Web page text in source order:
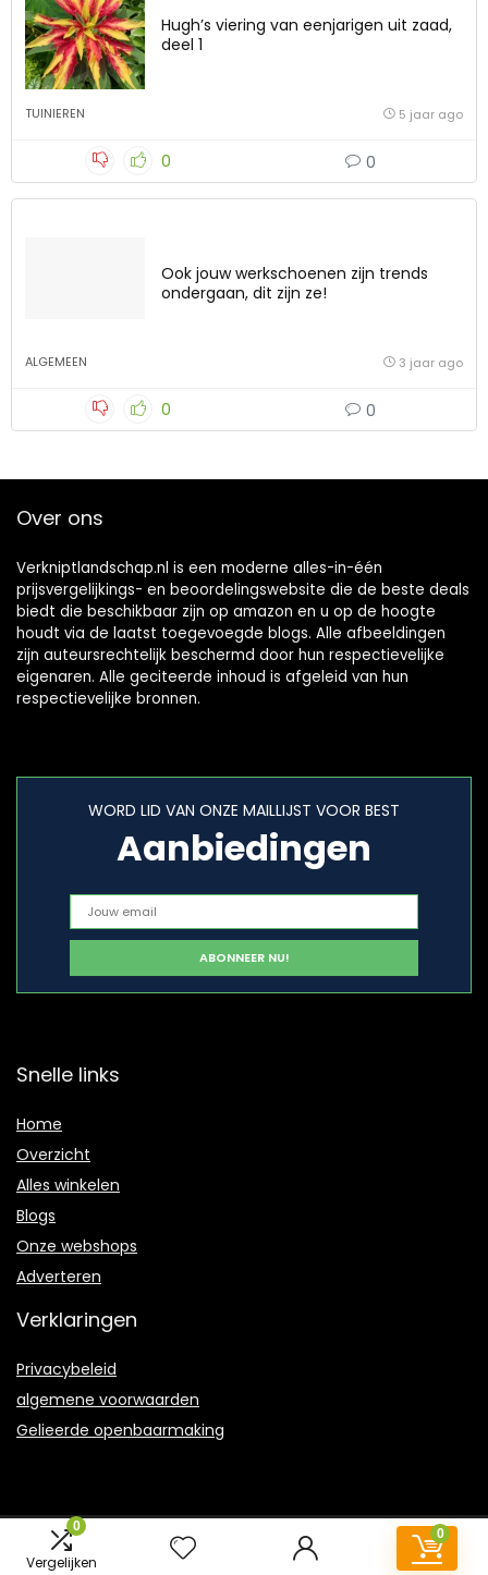
0
Vergelijken
0
Hugh’s viering van eenjarigen uit zaad,
deel 1
TUINIEREN 5 jaar ago
0 0
Ook jouw werkschoenen zijn trends
ondergaan, dit zijn ze!
ALGEMEEN 3 jaar ago
0 0
Over ons
Verkniptlandschap.nl is een moderne alles-in-één
prijsvergelijkings- en beoordelingswebsite die de beste deals
biedt die beschikbaar zijn op amazon en u op de hoogte
houdt via de laatst toegevoegde blogs. Alle afbeeldingen
zijn auteursrechtelijk beschermd door hun respectievelijke
eigenaren. Alle geciteerde inhoud is afgeleid van hun
respectievelijke bronnen.
WORD LID VAN ONZE MAILLIJST VOOR BEST
Aanbiedingen
Snelle links
Home
Overzicht
Alles winkelen
Blogs
Onze webshops
Adverteren
Verklaringen
Privacybeleid
algemene voorwaarden
Gelieerde openbaarmaking
2022 © Verkniptlandschap.nl Alle rechten voorbehouden